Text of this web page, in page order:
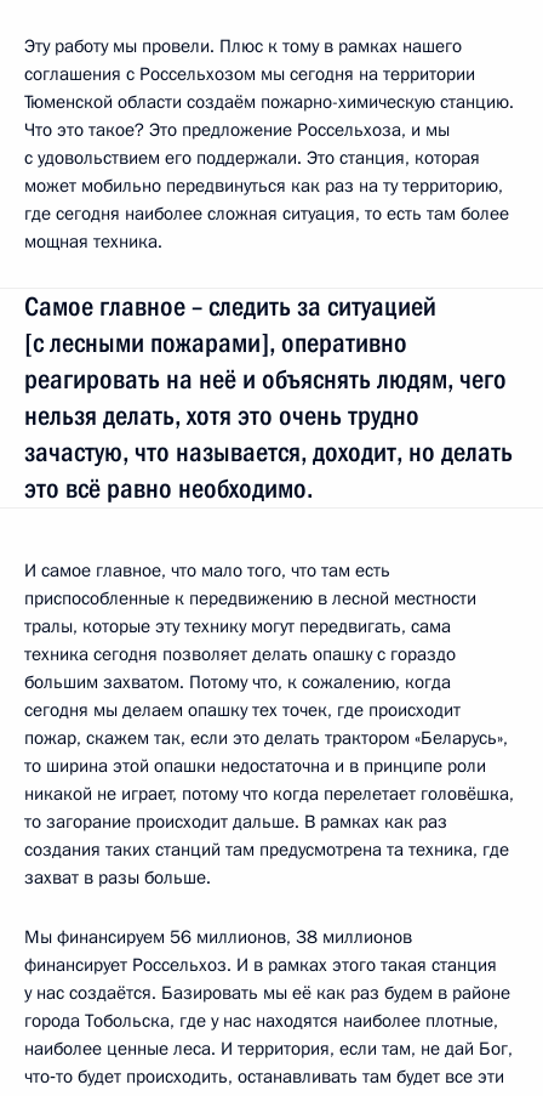
Эту работу мы провели. Плюс к тому в рамках нашего
соглашения с Россельхозом мы сегодня на территории
Тюменской области создаём пожарно-химическую станцию.
Что это такое? Это предложение Россельхоза, и мы
с удовольствием его поддержали. Это станция, которая
может мобильно передвинуться как раз на ту территорию,
где сегодня наиболее сложная ситуация, то есть там более
мощная техника.
Самое главное – следить за ситуацией
[с лесными пожарами], оперативно
реагировать на неё и объяснять людям, чего
нельзя делать, хотя это очень трудно
зачастую, что называется, доходит, но делать
это всё равно необходимо.
И самое главное, что мало того, что там есть
приспособленные к передвижению в лесной местности
тралы, которые эту технику могут передвигать, сама
техника сегодня позволяет делать опашку с гораздо
большим захватом. Потому что, к сожалению, когда
сегодня мы делаем опашку тех точек, где происходит
пожар, скажем так, если это делать трактором «Беларусь»,
то ширина этой опашки недостаточна и в принципе роли
никакой не играет, потому что когда перелетает головёшка,
то загорание происходит дальше. В рамках как раз
создания таких станций там предусмотрена та техника, где
захват в разы больше.
Мы финансируем 56 миллионов, 38 миллионов
финансирует Россельхоз. И в рамках этого такая станция
у нас создаётся. Базировать мы её как раз будем в районе
города Тобольска, где у нас находятся наиболее плотные,
наиболее ценные леса. И территория, если там, не дай Бог,
что‑то будет происходить, останавливать там будет все эти